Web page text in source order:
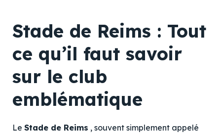
Stade de Reims : Tout
ce qu’il faut savoir
sur le club
emblématique
Le Stade de Reims , souvent simplement appelé